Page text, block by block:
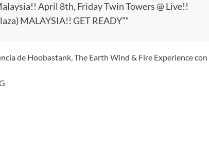
April 8th, Friday Twin Towers @ Live!!
MALAYSIA!! GET READY”“
de Hoobastank, The Earth Wind & Fire Experience con